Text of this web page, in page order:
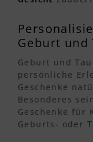
Geburt und
Geburt und
persönliche
Geschenke
Besonderes
Geschenke für
Geburts- oder